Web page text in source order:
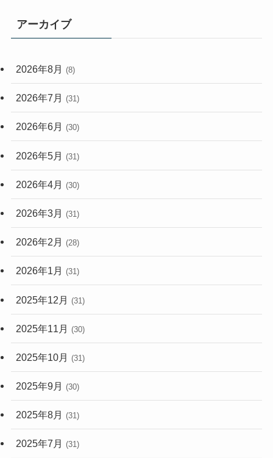
(33)
(248)
アーカイブ
2026年8月 (8)
2026年7月 (31)
2026年6月 (30)
2026年5月 (31)
2026年4月 (30)
2026年3月 (31)
2026年2月 (28)
2026年1月 (31)
2025年12月 (31)
2025年11月 (30)
2025年10月 (31)
2025年9月 (30)
2025年8月 (31)
2025年7月 (31)